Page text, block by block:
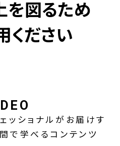
図るため
ください
ッショナルがお届けす
で学べるコンテンツ